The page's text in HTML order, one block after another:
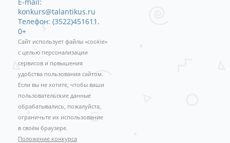
konkurs@talantikus.ru
Телефон: (3522)451611.
0+
Сайт использует файлы «cookie»
с целью персонализации
сервисов и повышения
удобства пользования сайтом.
Если вы не хотите, чтобы ваши
пользовательские данные
обрабатывались, пожалуйста,
ограничьте их использование
в своём браузере.
Положение конкурса